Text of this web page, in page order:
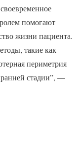
помогают
жизни пациента.
такие как
периметрия
ранней стадии”, —